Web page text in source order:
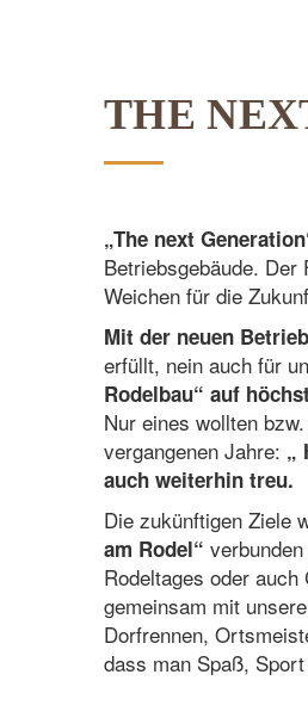
THE
„The next
Betriebsgebäude.
Weichen für die
Mit der neuen
erfüllt, nein auch für
Rodelbau“ auf
Nur eines wollten
vergangenen Jahre: „
auch weiterhin treu.
Die zukünftigen Ziele
am Rodel“
Rodeltages oder
gemeinsam mit
Dorfrennen,
dass man Spaß,